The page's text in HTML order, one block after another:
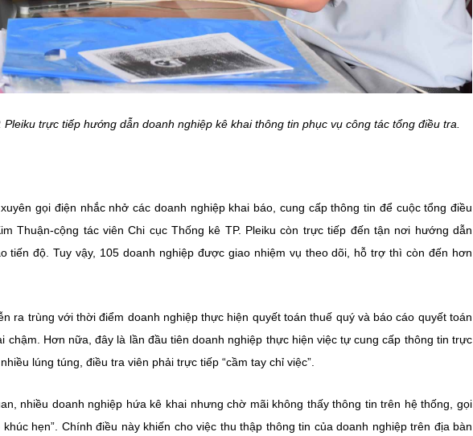
trực tiếp hướng dẫn doanh nghiệp kê khai thông tin phục vụ công tác tổng điều tra.
gọi điện nhắc nhở các doanh nghiệp khai báo, cung cấp thông tin để cuộc tổng điều
Thuận-cộng tác viên Chi cục Thống kê TP. Pleiku còn trực tiếp đến tận nơi hướng dẫn
tiến độ. Tuy vậy, 105 doanh nghiệp được giao nhiệm vụ theo dõi, hỗ trợ thì còn đến hơn
ra trùng với thời điểm doanh nghiệp thực hiện quyết toán thuế quý và báo cáo quyết toán
chậm. Hơn nữa, đây là lần đầu tiên doanh nghiệp thực hiện việc tự cung cấp thông tin trực
lúng túng, điều tra viên phải trực tiếp “cầm tay chỉ việc”.
nhiều doanh nghiệp hứa kê khai nhưng chờ mãi không thấy thông tin trên hệ thống, gọi
hẹn”. Chính điều này khiến cho việc thu thập thông tin của doanh nghiệp trên địa bàn